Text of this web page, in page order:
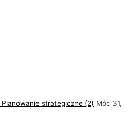
strategiczne (2) Móc 31,